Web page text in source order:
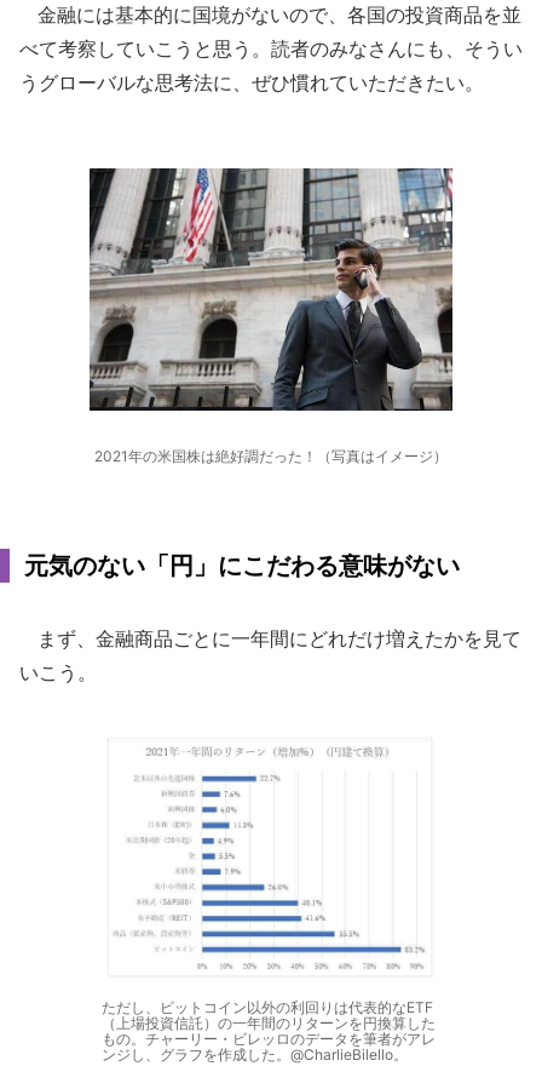
金融には基本的に国境がないので、各国の投資商品を並
べて考察していこうと思う。読者のみなさんにも、そうい
うグローバルな思考法に、ぜひ慣れていただきたい。
2021年の米国株は絶好調だった！（写真はイメージ）
元気のない「円」にこだわる意味がない
まず、金融商品ごとに一年間にどれだけ増えたかを見て
いこう。
ただし、ビットコイン以外の利回りは代表的なETF
（上場投資信託）の一年間のリターンを円換算した
もの。チャーリー・ビレッロのデータを筆者がアレ
ンジし、グラフを作成した。@CharlieBilello。